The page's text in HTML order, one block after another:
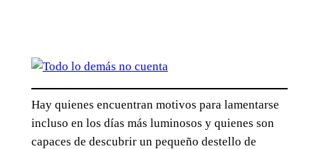
Hay quienes encuentran motivos para lamentarse
incluso en los días más luminosos y quienes son
capaces de descubrir un pequeño destello de